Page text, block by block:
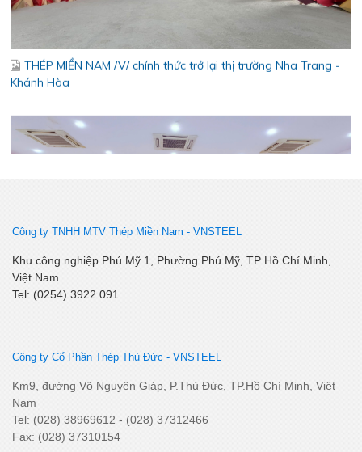
THÉP MIỀN NAM /V/ chính thức trở lại thị trường Nha Trang -
Lễ kết nạp Đảng viên mới – Chi bộ Kỹ Thuật – Chất Lượng
SSCV tăng cường kết nối, phát triển tiêu thụ tại thị trường
Miền Tây Nam Bộ
Công ty TNHH MTV Thép Miền Nam - VNSTEEL
Khu công nghiệp Phú Mỹ 1, Phường Phú Mỹ, TP Hồ Chí Minh,
Việt Nam
Tel: (0254) 3922 091
Công ty Cổ Phần Thép Thủ Đức - VNSTEEL
Km9, đường Võ Nguyên Giáp, P.Thủ Đức, TP.Hồ Chí Minh, Việt
Nam
Tel: (028) 38969612 - (028) 37312466
Fax: (028) 37310154